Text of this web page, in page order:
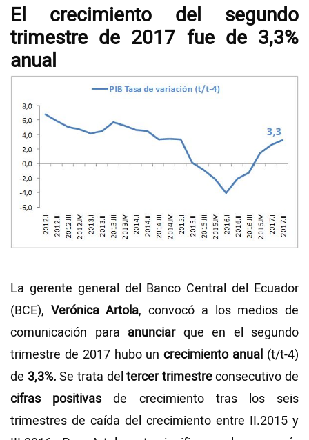
El crecimiento del segundo
trimestre de 2017 fue de 3,3%
anual
La gerente general del Banco Central del Ecuador
(BCE), Verónica Artola, convocó a los medios de
comunicación para anunciarque en el segundo
trimestre de 2017 hubo uncrecimiento anual (t/t-4)
de 3,3%. Se trata deltercer trimestreconsecutivo de
cifras positivas de crecimiento tras los seis
trimestres de caída del crecimiento entre II.2015 y